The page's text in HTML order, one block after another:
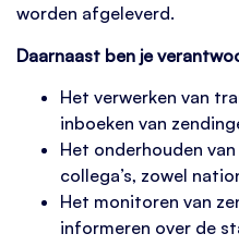
worden afgeleverd.
Daarnaast ben je
Het verwerken van
inboeken van
Het onderhouden
collega’s, zowel
Het monitoren van
informeren over de